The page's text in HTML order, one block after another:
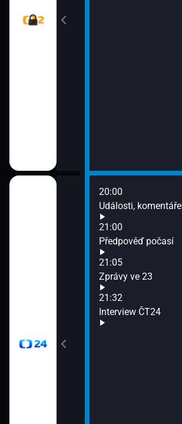
20:00
Události, komentáře
21:00
Předpověď počasí
21:05
Zprávy ve 23
21:32
Interview ČT24